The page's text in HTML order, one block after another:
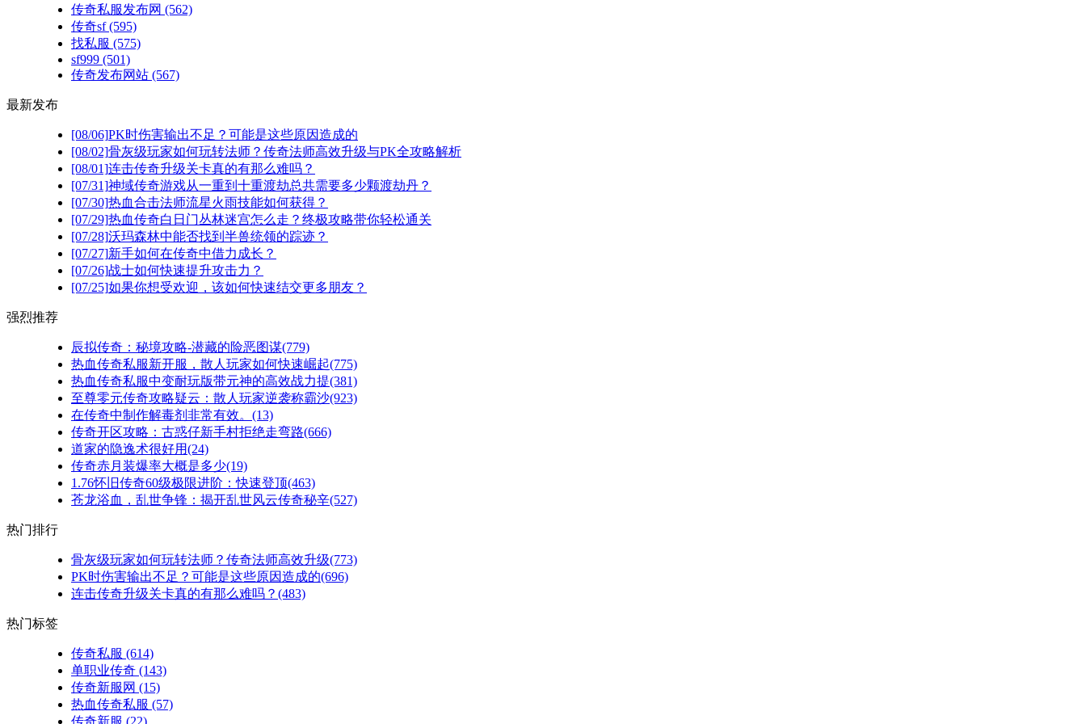
传奇私服发布网 (562)
传奇sf(595)
找私服 (575)
sf999 (501)
传奇发布网站 (567)
最新发布
[08/06]PK时伤害输出不足？可能是这些原因造成的
[08/02]骨灰级玩家如何玩转法师？传奇法师高效升级与PK全攻略解析
[08/01]连击传奇升级关卡真的有那么难吗？
[07/31]神域传奇游戏从一重到十重渡劫总共需要多少颗渡劫丹？
[07/30]热血合击法师流星火雨技能如何获得？
[07/29]热血传奇白日门丛林迷宫怎么走？终极攻略带你轻松通关
[07/28]沃玛森林中能否找到半兽统领的踪迹？
[07/27]新手如何在传奇中借力成长？
[07/26]战士如何快速提升攻击力？
[07/25]如果你想受欢迎，该如何快速结交更多朋友？
强烈推荐
辰拟传奇：秘境攻略-潜藏的险恶图谋(779)
热血传奇私服新开服，散人玩家如何快速崛起(775)
热血传奇私服中变耐玩版带元神的高效战力提(381)
至尊零元传奇攻略疑云：散人玩家逆袭称霸沙(923)
在传奇中制作解毒剂非常有效。(13)
传奇开区攻略：古惑仔新手村拒绝走弯路(666)
道家的隐逸术很好用(24)
传奇赤月装爆率大概是多少(19)
1.76怀旧传奇60级极限进阶：快速登顶(463)
苍龙浴血，乱世争锋：揭开乱世风云传奇秘辛(527)
热门排行
骨灰级玩家如何玩转法师？传奇法师高效升级(773)
PK时伤害输出不足？可能是这些原因造成的(696)
连击传奇升级关卡真的有那么难吗？(483)
热门标签
传奇私服 (614)
单职业传奇 (143)
传奇新服网 (15)
热血传奇私服 (57)
传奇新服 (22)